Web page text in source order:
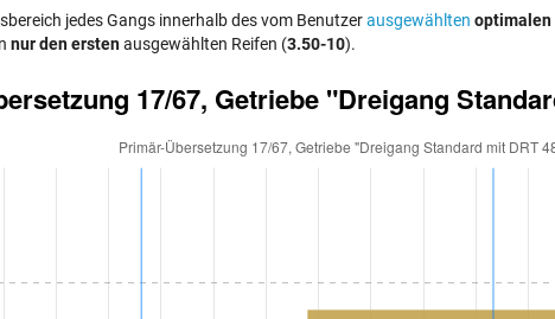
jedes Gangs innerhalb des vom Benutzerausgewählten optimalen
nur den erstenausgewählten Reifen (3.50-10).